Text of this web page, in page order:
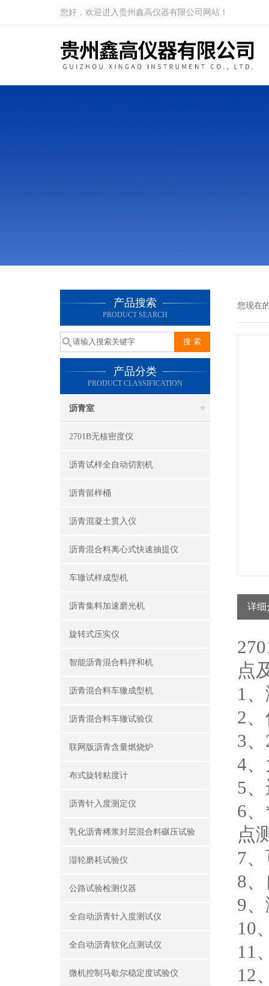
您好，欢迎进入贵州鑫高仪器有限公司网站！
产品搜索
PRODUCT SEARCH
产品分类
PRODUCT CLASSIFICATION
沥青室
2701B无核密度仪
沥青试样全自动切割机
沥青留样桶
沥青混凝土贯入仪
沥青混合料离心式快速抽提仪
车辙试样成型机
沥青集料加速磨光机
旋转式压实仪
智能沥青混合料拌和机
沥青混合料车辙成型机
沥青混合料车辙试验仪
联网版沥青含量燃烧炉
布式旋转粘度计
沥青针入度测定仪
乳化沥青稀浆封层混合料碾压试验
湿轮磨耗试验仪
公路试验检测仪器
全自动沥青针入度测试仪
全自动沥青软化点测试仪
微机控制马歇尔稳定度试验仪
您现在
详细
点
1
2
3
4
5
6
点
7
8
9
10
11
12